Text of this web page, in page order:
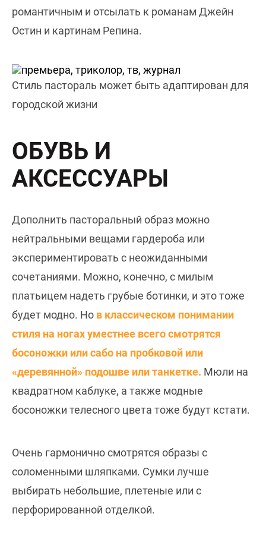
романтичным и отсылать к романам Джейн
Остин и картинам Репина.
Стиль пастораль может быть адаптирован для
городской жизни
ОБУВЬ И
АКСЕССУАРЫ
Дополнить пасторальный образ можно
нейтральными вещами гардероба или
экспериментировать с неожиданными
сочетаниями. Можно, конечно, с милым
платьицем надеть грубые ботинки, и это тоже
будет модно. Но в классическом понимании
стиля на ногах уместнее всего смотрятся
босоножки или сабо на пробковой или
«деревянной» подошве или танкетке. Мюли на
квадратном каблуке, а также модные
босоножки телесного цвета тоже будут кстати.
Очень гармонично смотрятся образы с
соломенными шляпками. Сумки лучше
выбирать небольшие, плетеные или с
перфорированной отделкой.